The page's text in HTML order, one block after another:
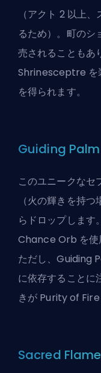
（アクト 2 以上
るため）。町のシ
売されることもあ
Shrinesceptre を
を得られます。
Guiding
このユニークな
（火の輝きを持
らドロップしま
Chance Orb を使
ただし、Guiding
に依存することに
きが Purity of Fire
Sacred